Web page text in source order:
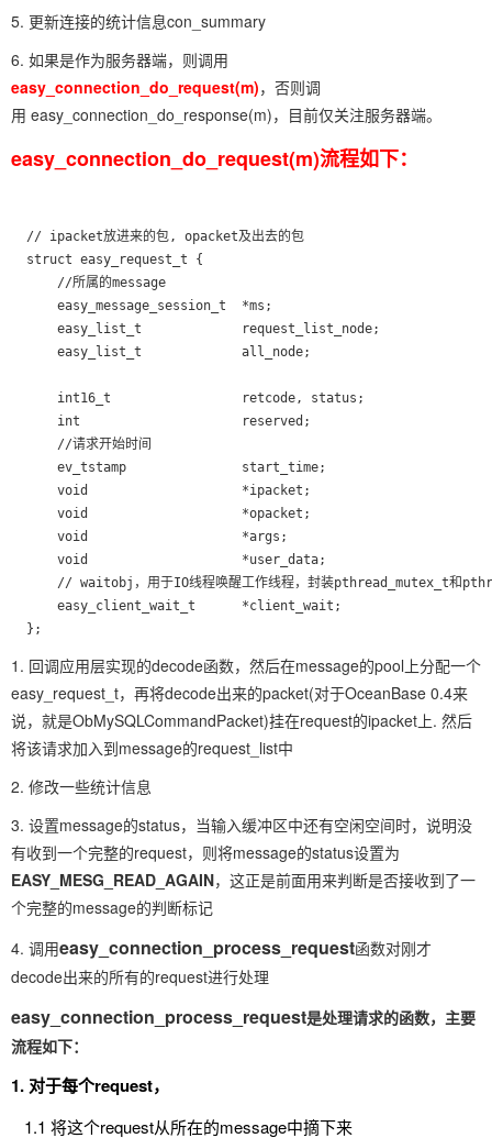
5. 更新连接的统计信息con_summary
6. 如果是作为服务器端，则调用
easy_connection_do_request(m)，否则调
用 easy_connection_do_response(m)，目前仅关注服务器端。
easy_connection_do_request(m)流程如下：
  // ipacket放进来的包, opacket及出去的包
  struct easy_request_t {
//
      easy_message_session_t  *ms;
      easy_list_t             request_list_node;
      easy_list_t             all_node;
      int16_t                 retcode, status;
      int                     reserved;
      //请求开始时间
      ev_tstamp               start_time;
      void                    *ipacket;
      void                    *opacket;
      void                    *args;
      void                    *user_data;
// waitobj，用于IO线程唤醒工作线程，封装pthread_mutex_t和
      easy_client_wait_t      *client_wait;
  };
1. 回调应用层实现的decode函数，然后在message的pool上分配一个
easy_request_t，再将decode出来的packet(对于OceanBase 0.4来
说，就是ObMySQLCommandPacket)挂在request的ipacket上. 然后
将该请求加入到message的request_list中
2. 修改一些统计信息
3. 设置message的status，当输入缓冲区中还有空闲空间时，说明没
有收到一个完整的request，则将message的status设置为
EASY_MESG_READ_AGAIN，这正是前面用来判断是否接收到了一
个完整的message的判断标记
4. 调用easy_connection_process_request函数对刚才
decode出来的所有的request进行处理
easy_connection_process_request是处理请求的函数，主要
流程如下：
1. 对于每个request，
1.1 将这个request从所在的message中摘下来